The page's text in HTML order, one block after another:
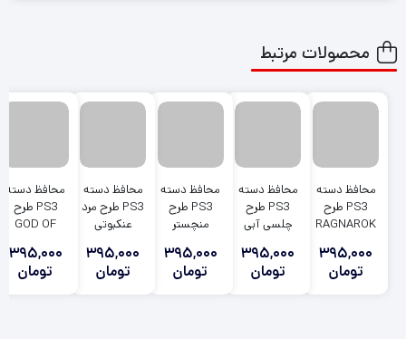
محصولات مرتبط
محافظ دسته
PS3 طرح
RAGNAROK
395,000
تومان
محافظ دسته
PS3 طرح
چلسی آبی
395,000
تومان
محافظ دسته
PS3 طرح
منچستر
395,000
تومان
محافظ دسته
PS3 طرح مرد
عنکبوتی
2
395,000
تومان
محافظ دسته
PS3 طرح
GOD OF
395,000
تومان